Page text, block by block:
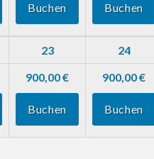
Buchen Buchen
23 24
900,00 €
Buchen
900,00 €
Buchen